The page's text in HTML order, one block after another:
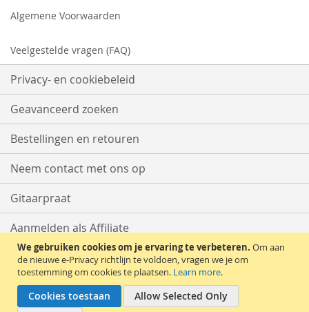
We gebruiken cookies om je ervaring te verbeteren. Om aan
de nieuwe e-Privacy richtlijn te voldoen, vragen we je om
toestemming om cookies te plaatsen. Learn more.
Cookies toestaan
Allow Selected Only
Algemene Voorwaarden
Veelgestelde vragen (FAQ)
Privacy- en cookiebeleid
Geavanceerd zoeken
Bestellingen en retouren
Neem contact met ons op
Gitaarpraat
Aanmelden als Affiliate
Start met Verkopen